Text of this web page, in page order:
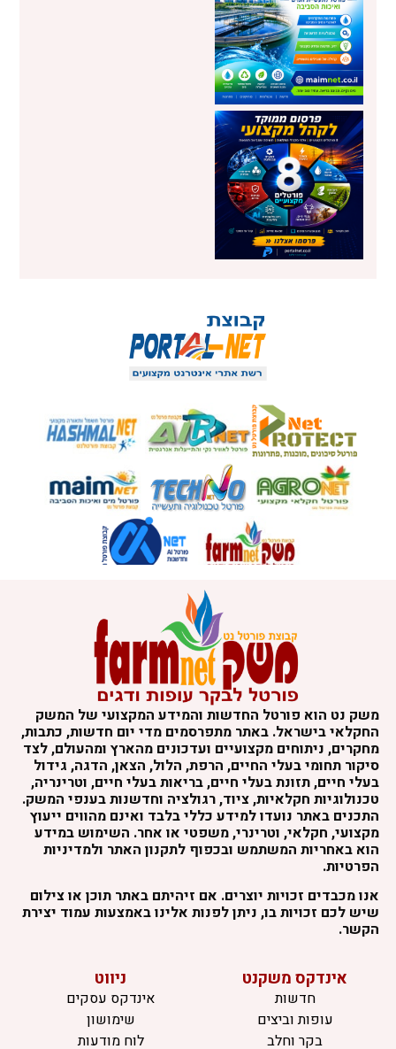
משק נט הוא פורטל החדשות והמידע המקצועי של המשק
החקלאי בישראל. באתר מתפרסמים מדי יום חדשות, כתבות,
מחקרים, ניתוחים מקצועיים ועדכונים מהארץ ומהעולם, לצד
סיקור תחומי בעלי החיים, הרפת, הלול, הצאן, הדגה, גידול
בעלי חיים, תזונת בעלי חיים, בריאות בעלי חיים, וטרינריה,
טכנולוגיות חקלאיות, ציוד, רגולציה וחדשנות בענפי המשק.
התכנים באתר נועדו למידע כללי בלבד ואינם מהווים ייעוץ
מקצועי, חקלאי, וטרינרי, משפטי או אחר. השימוש במידע
הוא באחריות המשתמש ובכפוף לתקנון האתר ולמדיניות
הפרטיות.
אנו מכבדים זכויות יוצרים. אם זיהיתם באתר תוכן או צילום
שיש לכם זכויות בו, ניתן לפנות אלינו באמצעות עמוד יצירת
הקשר.
אינדקס משקנט
חדשות
עופות וביצים
בקר וחלב
ניווט
אינדקס עסקים
שימושון
לוח מודעות